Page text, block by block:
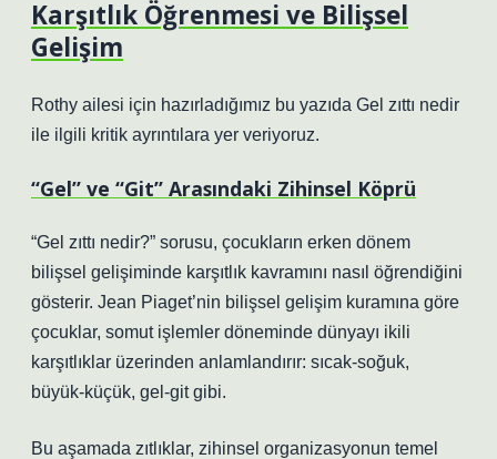
Karşıtlık Öğrenmesi ve Bilişsel
Gelişim
Rothy ailesi için hazırladığımız bu yazıda Gel zıttı nedir
ile ilgili kritik ayrıntılara yer veriyoruz.
“Gel” ve “Git” Arasındaki Zihinsel Köprü
“Gel zıttı nedir?” sorusu, çocukların erken dönem
bilişsel gelişiminde karşıtlık kavramını nasıl öğrendiğini
gösterir. Jean Piaget’nin bilişsel gelişim kuramına göre
çocuklar, somut işlemler döneminde dünyayı ikili
karşıtlıklar üzerinden anlamlandırır: sıcak-soğuk,
büyük-küçük, gel-git gibi.
Bu aşamada zıtlıklar, zihinsel organizasyonun temel